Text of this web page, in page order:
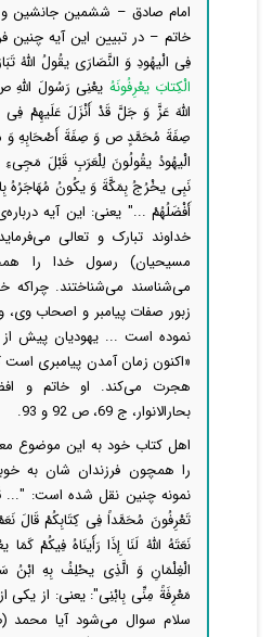
امام صادق – ششمین جانشین
خاتم – در تبیین این آیه چنین
فِی الْیهُودِ وَ النَّصَارَى یقُولُ اللَّهُ
الْكِتابَ یعْرِفُونَهُ یعْنِی رَسُولَ اللَّهِ
اللَّهَ عَزَّ وَ جَلَّ قَدْ أَنْزَلَ عَلَیهِمْ فِی
صِفَةَ مُحَمَّدٍ ص وَ صِفَةَ أَصْحَابِهِ‏ وَ
الْیهُودُ یقُولُونَ لِلْعَرَبِ قَبْلَ مَجِی‏ءِ
نَبِی یخْرُجُ بِمَكَّةَ وَ یكُونُ مُهَاجَرُهُ
أَفْضَلُهُمْ ...‏" یعنی: این آیه
خداوند تبارک و تعالی
مسیحیان) رسول خدا را
می‌شناسند می‌شناختند. چراکه
زبور صفات پیامبر و اصحاب
نموده است ... یهودیان پیش از
«اکنون زمان آمدن پیامبری است
هجرت می‌کند. او خاتم و
بحارالانوار، ج 69، ص 92 و 93.
اهل کتاب خود به این موضوع
را همچون فرزندان شان به
نمونه چنین نقل شده است: "...
تَعْرِفُونَ مُحَمَّداً فِی كِتَابِكُمْ قَالَ
نَعَتَهُ اللَّهُ لَنَا إِذَا رَأَینَاهُ فِیكُمْ
الْغِلْمَانِ وَ الَّذِی یحْلِفُ بِهِ ابْنُ
مَعْرِفَةً مِنِّی بِابْنِی": یعنی: از یکی
سلام سوال می‌شود آیا محمد